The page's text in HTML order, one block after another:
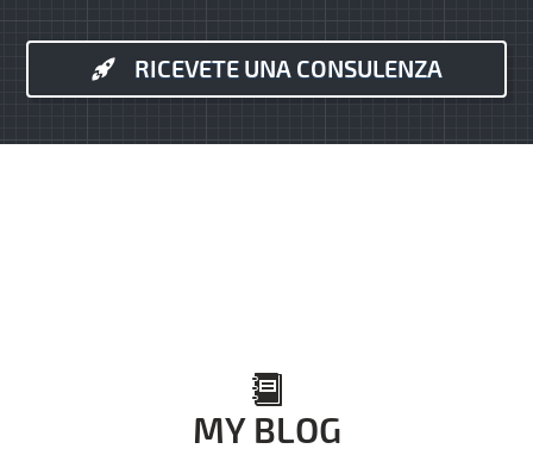
RICEVETE UNA CONSULENZA
MY BLOG